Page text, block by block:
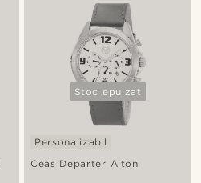
Stoc epuizat
Ceas Departer Alton
Personalizabil